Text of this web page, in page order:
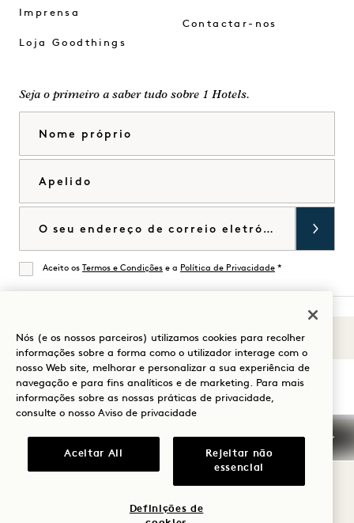
Sons de 1
Imprensa
Loja Goodthings
Contactar-nos
Seja o primeiro a saber tudo sobre 1 Hotels.
De acordo
Aceito os Termos e Condições e a Política de Privacidade *
Visitar
1
Hotels
no
Visitar
1
Hotels
no
1
Hotels
no
Visitar
1
Hotels
no
Visitar
1
Hotels
Visitar
1
Hotels
Guia para a sua estadia
Termos e condições
Aviso de privacidade
Acessibilidade
Termos e condições Mission
Cookie Settings
Nós (e os nossos parceiros) utilizamos cookies para recolher
informações sobre a forma como o utilizador interage com o
nosso Web site, melhorar e personalizar a sua experiência de
navegação e para fins analíticos e de marketing. Para mais
informações sobre as nossas práticas de privacidade,
consulte o nosso Aviso de privacidade
Aceitar All
Rejeitar não
essencial
Definições de